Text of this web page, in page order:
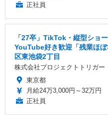
正社員
「27卒」TikTok・縦型ショ
YouTube好き歓迎「残業ほ
区東池袋2丁目
株式会社プロジェクトトリガー
東京都
月給24万3,000円～32万円
正社員